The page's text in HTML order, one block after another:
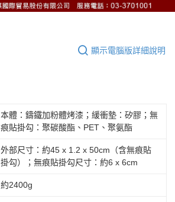
顯示電腦版詳細說明
本體：鑄鐵加粉體烤漆；緩衝墊：矽膠；無
痕貼掛勾：聚碳酸酯、PET、聚氨酯
外部尺寸：約45 x 1.2 x 50cm（含無痕貼
掛勾）；無痕貼掛勾尺寸：約6 x 6cm
約2400g